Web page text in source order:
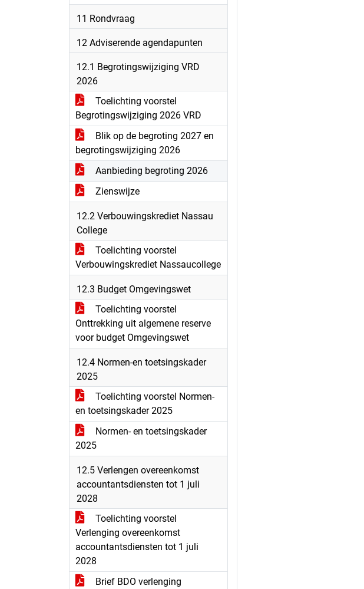
11 Rondvraag
12 Adviserende agendapunten
12.1 Begrotingswijziging VRD
2026
Toelichting voorstel
Begrotingswijziging 2026 VRD
Blik op de begroting 2027 en
begrotingswijziging 2026
Aanbieding begroting 2026
Zienswijze
12.2 Verbouwingskrediet Nassau
College
Toelichting voorstel
Verbouwingskrediet Nassaucollege
12.3 Budget Omgevingswet
Toelichting voorstel
Onttrekking uit algemene reserve
voor budget Omgevingswet
12.4 Normen-en toetsingskader
2025
Toelichting voorstel Normen-
en toetsingskader 2025
Normen- en toetsingskader
2025
12.5 Verlengen overeenkomst
accountantsdiensten tot 1 juli
2028
Toelichting voorstel
Verlenging overeenkomst
accountantsdiensten tot 1 juli
2028
Brief BDO verlenging